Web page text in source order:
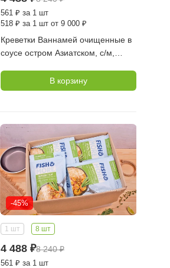
561 ₽ за 1 шт
518 ₽ за 1 шт от 9 000 ₽
Креветки Ваннамей очищенные в
соусе остром Азиатском, с/м,
В корзину
-45%
1 шт 8 шт
4 488 ₽8 240₽
561 ₽ за 1 шт